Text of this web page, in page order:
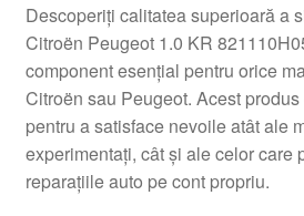
Despre noi
Finalizare comandă
Livrare
Descoperiți calitatea superioară a
Citroën Peugeot 1.0 KR
component esențial pentru orice
Citroën sau Peugeot. Acest
pentru a satisface nevoile atât ale
experimentați, cât și ale celor care
reparațiile auto pe cont propriu.